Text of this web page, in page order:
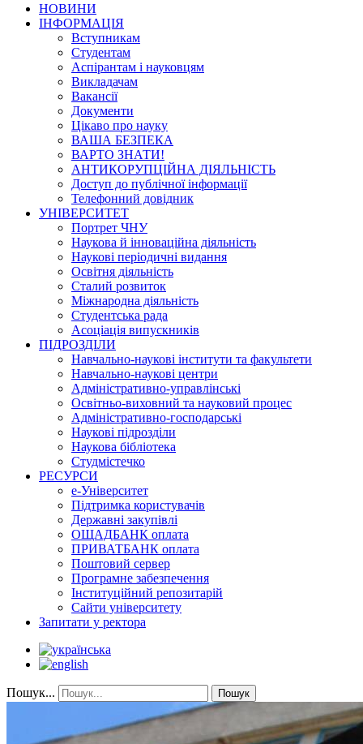
НОВИНИ
ІНФОРМАЦІЯ
Вступникам
Студентам
Аспірантам і науковцям
Викладачам
Вакансії
Документи
Цікаво про науку
ВАША БЕЗПЕКА
ВАРТО ЗНАТИ!
АНТИКОРУПЦІЙНА ДІЯЛЬНІСТЬ
Доступ до публічної інформації
Телефонний довідник
УНІВЕРСИТЕТ
Портрет ЧНУ
Наукова й інноваційна діяльність
Наукові періодичні видання
Освітня діяльність
Сталий розвиток
Міжнародна діяльність
Студентська рада
Асоціація випускників
ПІДРОЗДІЛИ
Навчально-наукові інститути та факультети
Навчально-наукові центри
Адміністративно-управлінські
Освітньо-виховний та науковий процес
Адміністративно-господарські
Наукові підрозділи
Наукова бібліотека
Студмістечко
РЕСУРСИ
е-Університет
Підтримка користувачів
Державні закупівлі
ОЩАДБАНК оплата
ПРИВАТБАНК оплата
Поштовий сервер
Програмне забезпечення
Інституційний репозитарій
Сайти університету
Запитати у ректора
Пошук... Пошук